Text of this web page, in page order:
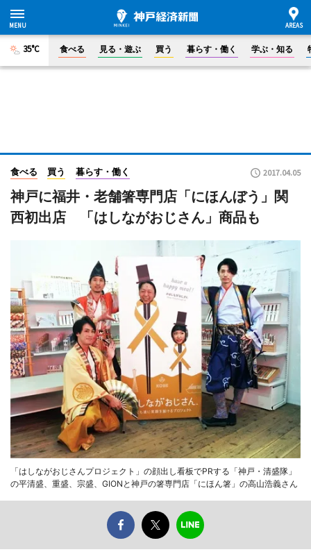
35°C 食べる 見る・遊ぶ 買う 暮らす・働く 学ぶ・知る
食べる 買う 暮らす・働く 2017.04.05
神戸に福井・老舗箸専門店「にほんぼう」関
西初出店 「はしながおじさん」商品も
「はしながおじさんプロジェクト」の顔出し看板でPRする「神戸・清盛隊」
の平清盛、重盛、宗盛、GIONと神戸の箸専門店「にほん箸」の高山浩義さん